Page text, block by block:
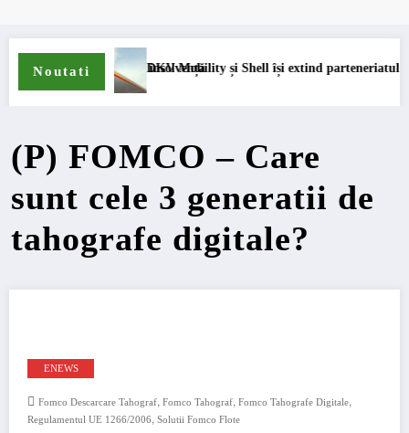
Noutati
insolvență
DKV Mobility și Shell își extind parteneriatul european
(P) FOMCO – Care
sunt cele 3 generatii de
tahografe digitale?
ENEWS
Fomco Descarcare Tahograf, Fomco Tahograf, Fomco Tahografe Digitale,
Regulamentul UE 1266/2006, Solutii Fomco Flote